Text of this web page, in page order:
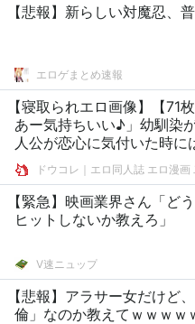
【悲報】新らしい対魔忍、
エロゲまとめ速報
【寝取られエロ画像】【71
あー気持ちいい♪」幼馴染
人公が恋心に気付いた時に
ドウコレ｜エロ同人誌 エロ漫画
【緊急】映画業界さん「ど
ヒットしないか教えろ」
V速ニュップ
【悲報】アラサー女だけど
倫」なのか教えてｗｗｗｗ